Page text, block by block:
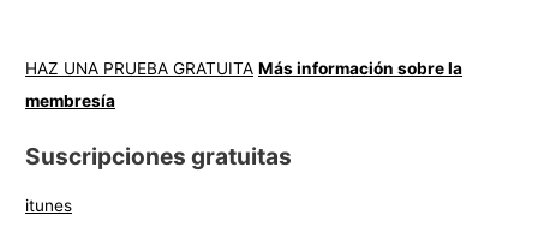
HAZ UNA PRUEBA GRATUITA Más información sobre la
membresía
Suscripciones gratuitas
itunes